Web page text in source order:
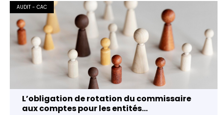
AUDIT - CAC
L’obligation de rotation du commissaire
aux comptes pour les entités...